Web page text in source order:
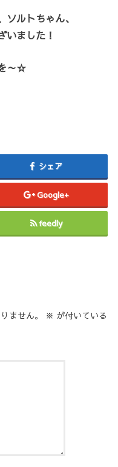
ルトちゃん、
いました！
～☆
シェア
Google+
feedly
ません。 ※ が付いている